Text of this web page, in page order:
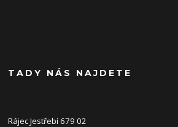
TADY NÁS NAJDETE
Rájec Jestřebí 679 02